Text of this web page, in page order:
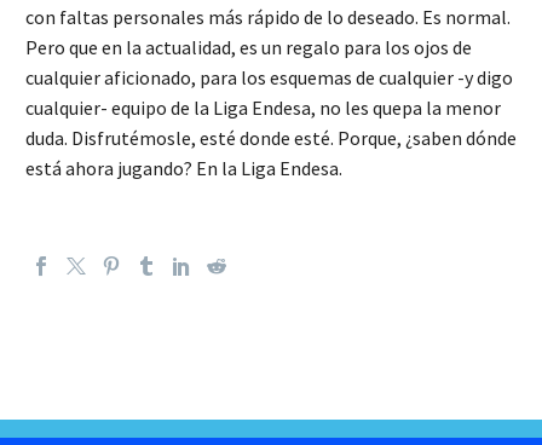
con faltas personales más rápido de lo deseado. Es normal.
Pero que en la actualidad, es un regalo para los ojos de
cualquier aficionado, para los esquemas de cualquier -y digo
cualquier- equipo de la Liga Endesa, no les quepa la menor
duda. Disfrutémosle, esté donde esté. Porque, ¿saben dónde
está ahora jugando? En la Liga Endesa.